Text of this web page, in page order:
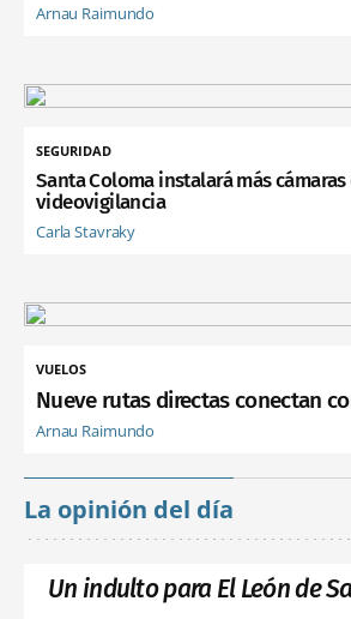
Arnau Raimundo
SEGURIDAD
Santa Coloma instalará más cámaras
videovigilancia
Carla Stavraky
VUELOS
Nueve rutas directas conectan
Arnau Raimundo
La opinión del día
Un indulto para El León de